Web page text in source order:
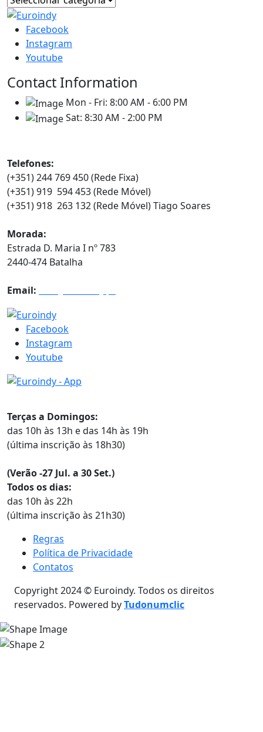
Facebook
Instagram
Youtube
Contact Information
Mon - Fri: 8:00 AM - 6:00 PM
Sat: 8:30 AM - 2:00 PM
Telefones:
(+351) 244 769 450 (Rede Fixa)
(+351) 919 594 453 (Rede Móvel)
(+351) 918 263 132 (Rede Móvel) Tiago Soares
Morada:
Estrada D. Maria I nº 783
2440-474 Batalha
Email:
Facebook
Instagram
Youtube
Terças a Domingos:
das 10h às 13h e das 14h às 19h
(última inscrição às 18h30)
(Verão -27 Jul. a 30 Set.)
Todos os dias:
das 10h às 22h
(última inscrição às 21h30)
Regras
Política de Privacidade
Contatos
Copyright 2024 © Euroindy. Todos os direitos
reservados. Powered byTudonumclic